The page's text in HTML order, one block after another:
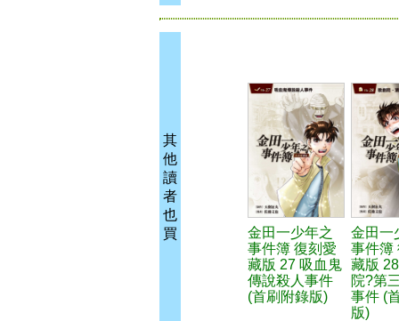
其
他
讀
者
也
買
金田一少年之
事件簿 復刻愛
藏版 27 吸血鬼
傳說殺人事件
(首刷附錄版)
金田一
事件簿
藏版
院?第
事件 (
版)